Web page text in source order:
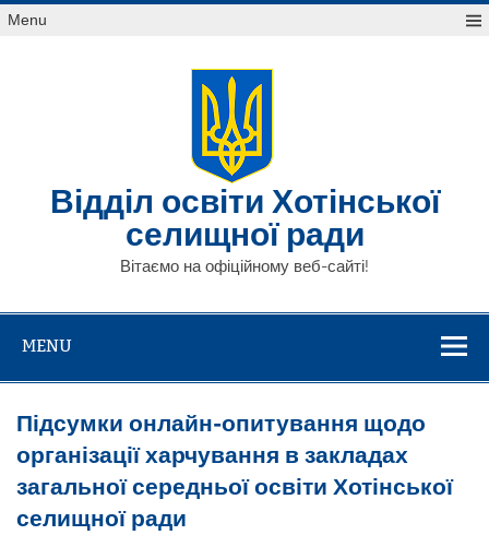
Skip
toMenu
Відділ освіти Хотінської
селищної ради
Вітаємо на офіційному веб-сайті!
MENU
Підсумки онлайн-опитування щодо
організації харчування в закладах
загальної середньої освіти Хотінської
селищної ради